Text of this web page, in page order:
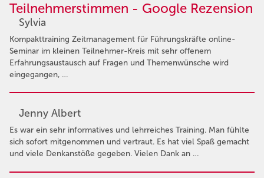
Teilnehmerstimmen - Google Rezension
Sylvia
Kompakttraining Zeitmanagement für Führungskräfte online-
Seminar im kleinen Teilnehmer-Kreis mit sehr offenem
Erfahrungsaustausch auf Fragen und Themenwünsche wird
eingegangen, …
Jenny Albert
Es war ein sehr informatives und lehrreiches Training. Man fühlte
sich sofort mitgenommen und vertraut. Es hat viel Spaß gemacht
und viele Denkanstöße gegeben. Vielen Dank an …